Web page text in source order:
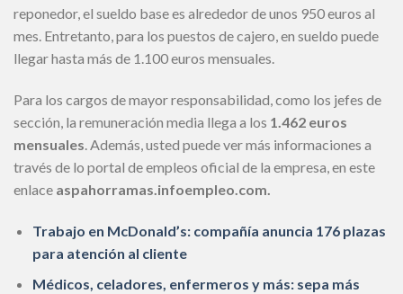
reponedor, el sueldo base es alrededor de unos 950 euros al
mes. Entretanto, para los puestos de cajero, en sueldo puede
llegar hasta más de 1.100 euros mensuales.
Para los cargos de mayor responsabilidad, como los jefes de
sección, la remuneración media llega a los 1.462 euros
mensuales. Además, usted puede ver más informaciones a
través de lo portal de empleos oficial de la empresa, en este
enlace aspahorramas.infoempleo.com.
Trabajo en McDonald’s: compañía anuncia 176 plazas
para atención al cliente
Médicos, celadores, enfermeros y más: sepa más